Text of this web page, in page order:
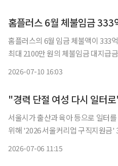
홈플러스 6월 체불임금
홈플러스의 6월 임금 체불액이 333
최대 2100만 원의 체불임금 대지급금을 신속하게
2026-07-10 16:03
서울시가 출산과 육아 등으로 일터
위해 '2026 서울커리업 구직지원금'
2026-07-06 11:15